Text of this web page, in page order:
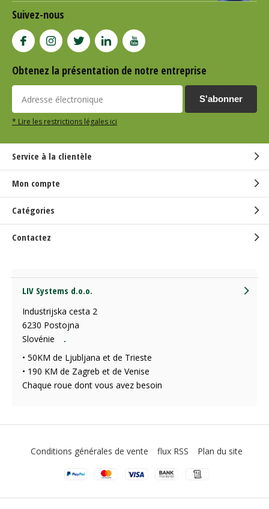
Suivez-nous
Obtenez la présentation de notre entreprise
S'abonner
* Lire les restrictions légales ici
Service à la clientèle
Mon compte
Catégories
Contactez
LIV Systems d.o.o.
Industrijska cesta 2
6230 Postojna
Slovénie
.
• 50KM de Ljubljana et de Trieste
• 190 KM de Zagreb et de Venise
Chaque roue dont vous avez besoin
Conditions générales de vente flux RSS Plan du site